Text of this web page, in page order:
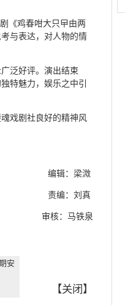
《鸡春咁大只曱由两
与表达，对人物的情
泛好评。演出结束
特魅力，娱乐之中引
戏剧社良好的精神风
编辑：梁溦
责编：刘真
审核：马铁泉
安
【关闭 】